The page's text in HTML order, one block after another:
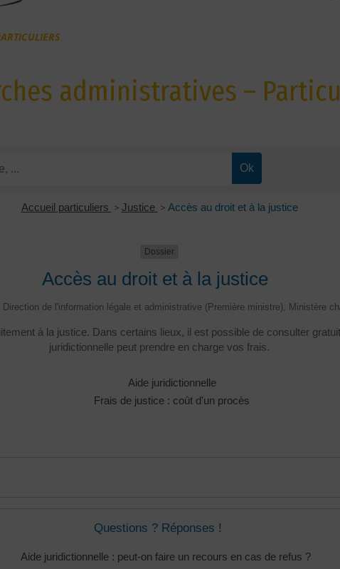
administratives –
Accueil particuliers > Justice > Accès au droit et à la justice
Dossier
Accès au droit et à la justice
de l'information légale et administrative (Première ministre), Ministère
à la justice. Dans certains lieux, il est possible de consulter
juridictionnelle peut prendre en charge vos frais.
Aide juridictionnelle
Frais de justice : coût d'un procès
Questions ? Réponses !
Aide juridictionnelle : peut-on faire un recours en cas de refus ?